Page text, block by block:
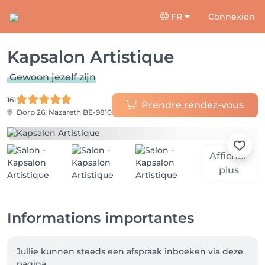
FR Connexion
Kapsalon Artistique
Gewoon jezelf zijn
161
Dorp 26, Nazareth BE-9810
Prendre rendez-vous
Afficher
plus
Informations importantes
Jullie kunnen steeds een afspraak inboeken via deze